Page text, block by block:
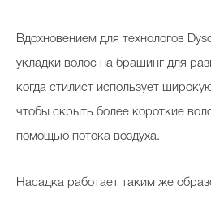
Вдохновением для технологов
укладки волос на брашинг для
когда стилист использует
чтобы скрыть более короткие
помощью потока воздуха.
Насадка работает таким же